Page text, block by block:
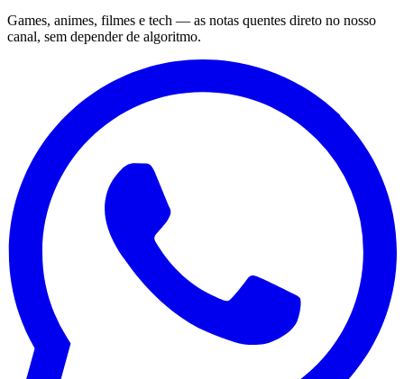
Games, animes, filmes e tech — as notas quentes direto no nosso
canal, sem depender de algoritmo.